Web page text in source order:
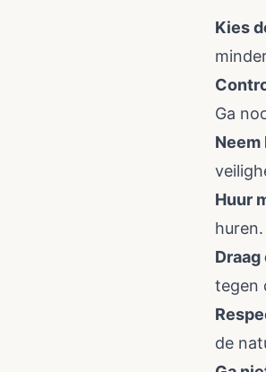
Kies
Ga
Neem
Huur
huren.
tegen
de